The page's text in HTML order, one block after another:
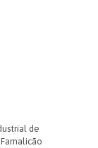
de